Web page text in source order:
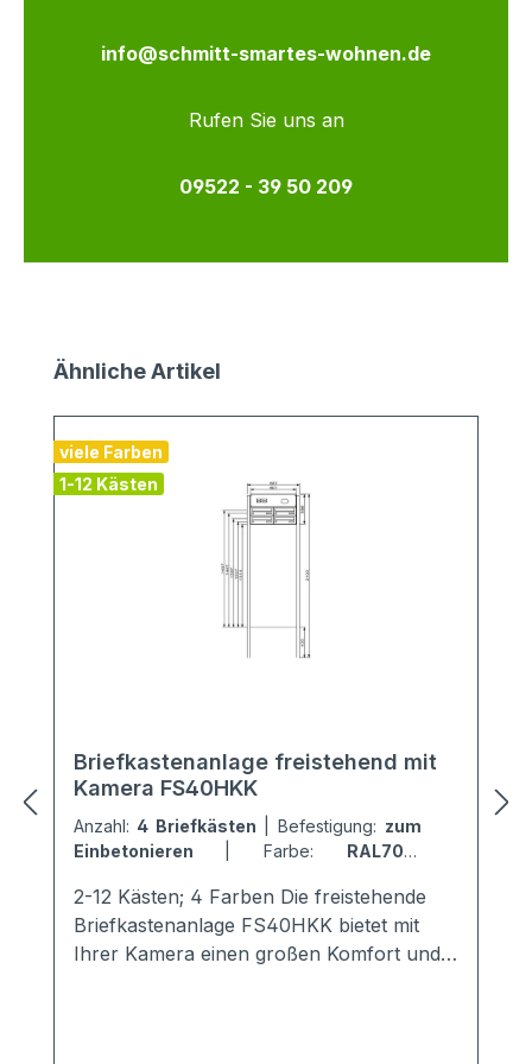
info@schmitt-smartes-wohnen.de
Rufen Sie uns an
09522 - 39 50 209
Produktgalerie überspringen
Ähnliche Artikel
viele Farben
1-12 Kästen
Briefkastenanlage freistehend mit
Kamera FS40HKK
Anzahl: 4 Briefkästen Befestigung: zum
Einbetonieren
Farbe: RAL7016
2-12 Kästen; 4 Farben Die freistehende
Briefkastenanlage FS40HKK bietet mit
Ihrer Kamera einen großen Komfort und